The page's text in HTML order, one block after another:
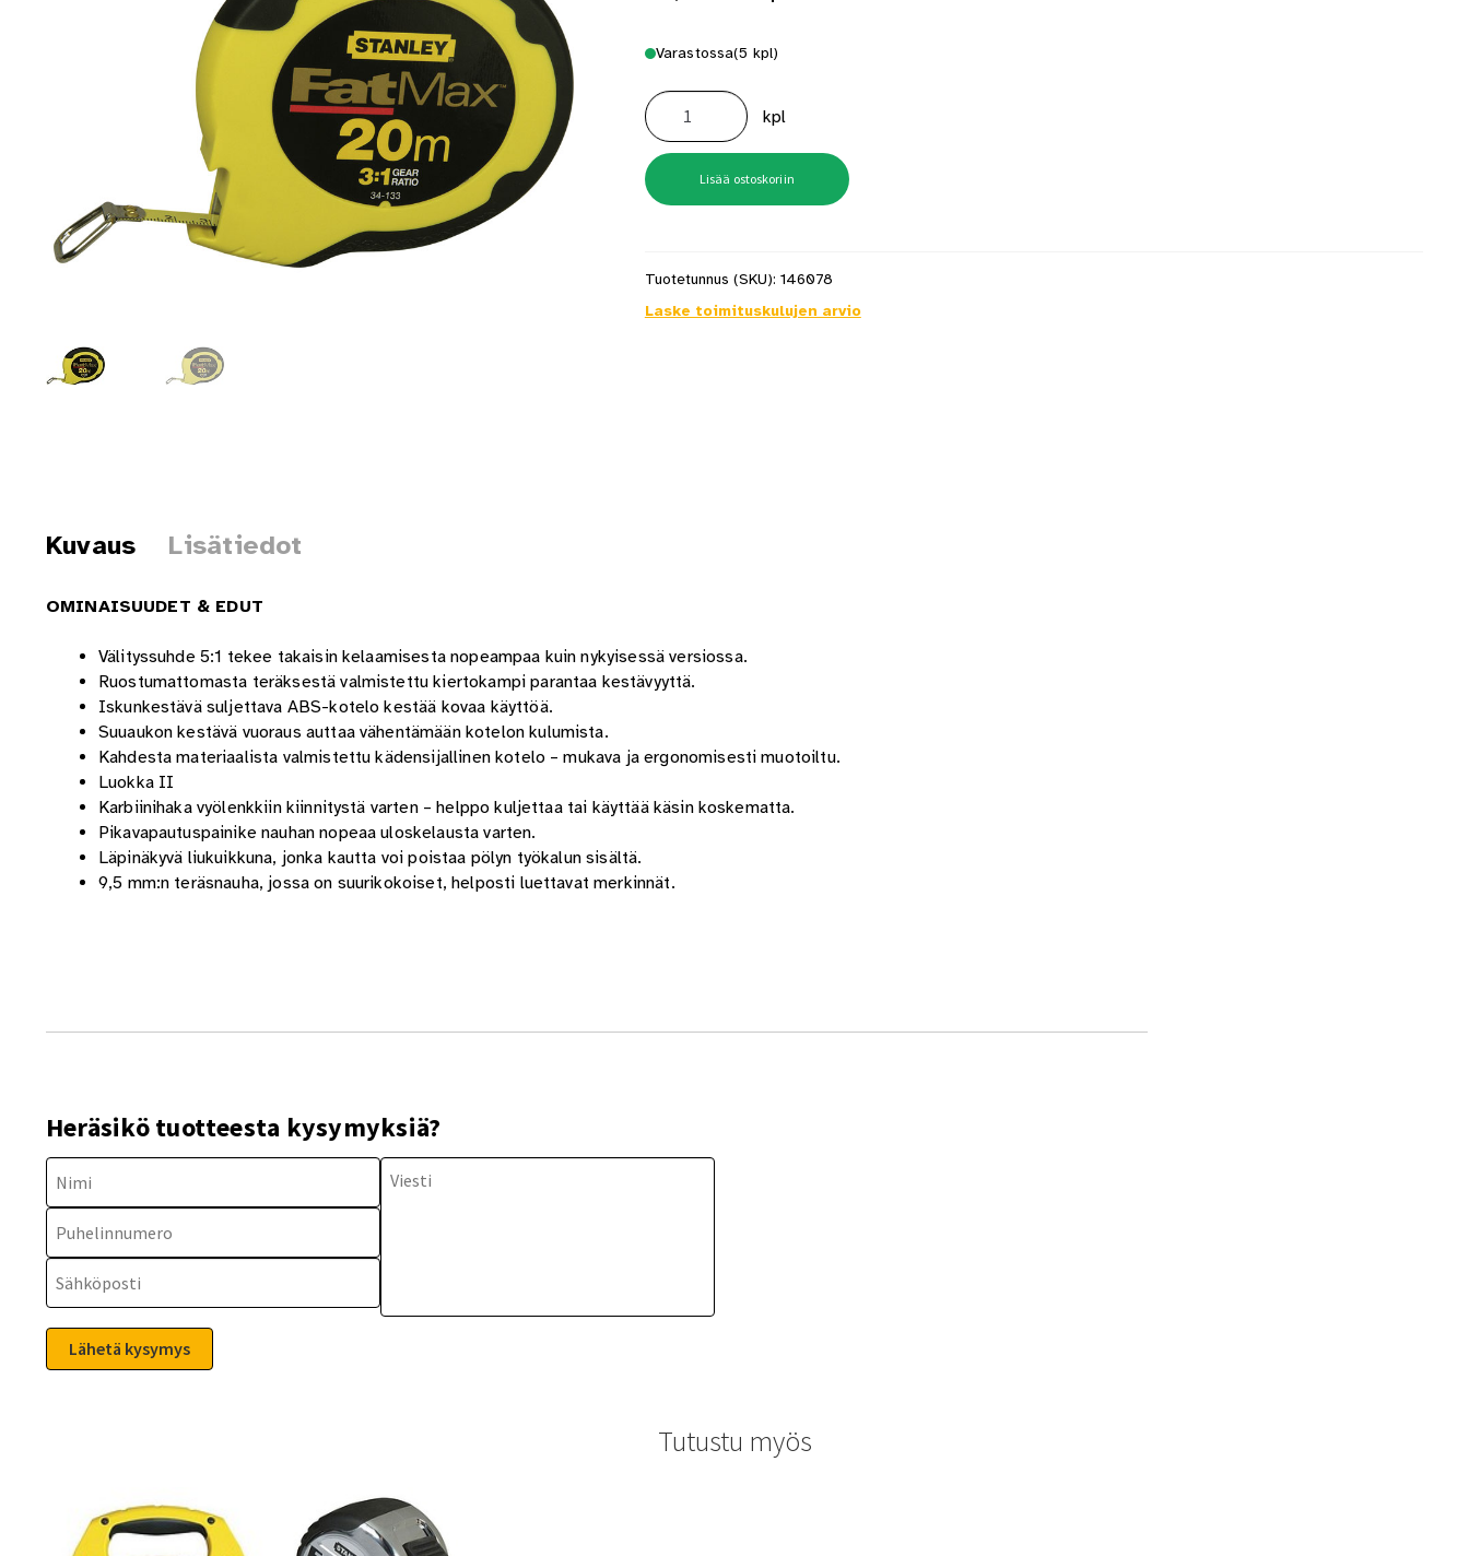
Varastossa(5 kpl)
Pitkä
rullamitta
Stanley
20m
Fatmax
määrä
kpl
Lisää ostoskoriin
Tuotetunnus (SKU): 146078
Laske toimituskulujen arvio
Kuvaus Lisätiedot
OMINAISUUDET & EDUT
Välityssuhde 5:1 tekee takaisin kelaamisesta nopeampaa kuin nykyisessä versiossa.
Ruostumattomasta teräksestä valmistettu kiertokampi parantaa kestävyyttä.
Iskunkestävä suljettava ABS-kotelo kestää kovaa käyttöä.
Suuaukon kestävä vuoraus auttaa vähentämään kotelon kulumista.
Kahdesta materiaalista valmistettu kädensijallinen kotelo – mukava ja ergonomisesti muotoiltu.
Luokka II
Karbiinihaka vyölenkkiin kiinnitystä varten – helppo kuljettaa tai käyttää käsin koskematta.
Pikavapautuspainike nauhan nopeaa uloskelausta varten.
Läpinäkyvä liukuikkuna, jonka kautta voi poistaa pölyn työkalun sisältä.
9,5 mm:n teräsnauha, jossa on suurikokoiset, helposti luettavat merkinnät.
Heräsikö tuotteesta kysymyksiä?
Tutustu myös